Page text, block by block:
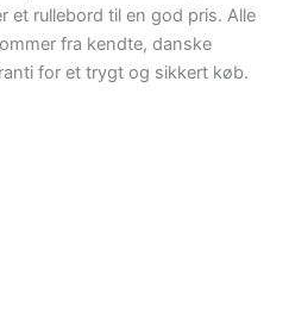
et rullebord til en god pris. Alle
fra kendte, danske
for et trygt og sikkert køb.